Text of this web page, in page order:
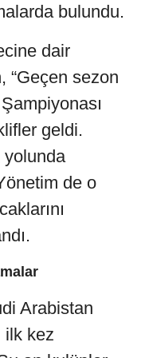
bulundu.
dair
“Geçen sezon
geldi.
yolunda
de o
Arabistan
ilk kez